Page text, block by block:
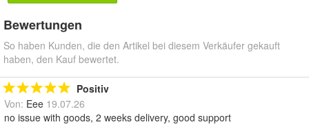
Bewertungen
So haben Kunden, die den Artikel bei diesem Verkäufer gekauft
haben, den Kauf bewertet.
Positiv
Von: Eee 19.07.26
no issue with goods, 2 weeks delivery, good support